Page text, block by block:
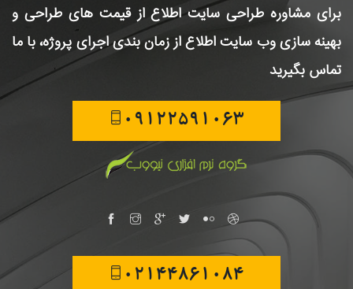
برای مشاوره طراحی سایتاطلاع از قیمت های طراحی و
بهینه سازی وب سایتاطلاع از زمان بندی اجرای پروژه، با ما
تماس بگیرید
09122591063
02144861084